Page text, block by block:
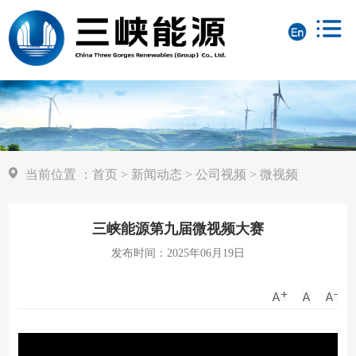
当前位置 ：首页 > 新闻动态 >公司视频 >微视频
三峡能源第九届微视频大赛
发布时间：2025年06月19日